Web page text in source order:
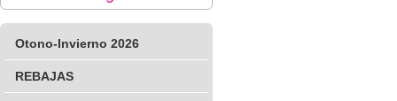
Otono-Invierno 2026
REBAJAS